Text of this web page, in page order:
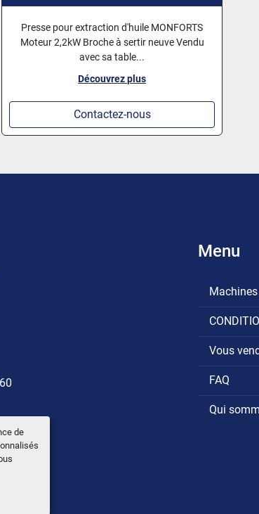
de
Presse pour extraction d'huile MONFORTS
Moteur 2,2kW Broche à sertir neuve Vendu
avec sa table...
Découvrez plus
Contactez-nous
Menu
Machines
Vous
FAQ
Qui